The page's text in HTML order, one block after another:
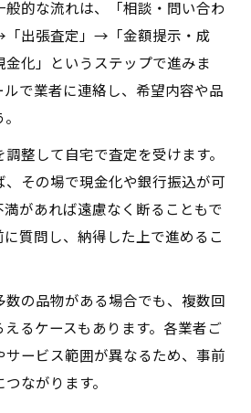
般的な流れは、「相談・問い合わ
出張査定」→「金額提示・成
化」というステップで進みま
ルで業者に連絡し、希望内容や品
整して自宅で査定を受けます。
、その場で現金化や銀行振込が可
があれば遠慮なく断ることもで
質問し、納得した上で進めるこ
の品物がある場合でも、複数回
えるケースもあります。各業者ご
サービス範囲が異なるため、事前
ながります。